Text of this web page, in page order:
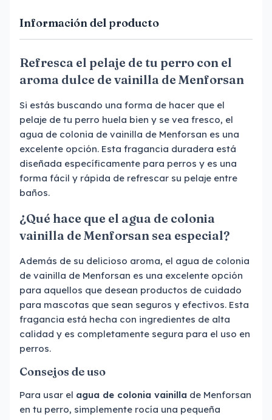
Información del producto
Refresca el pelaje de tu perro con el
aroma dulce de vainilla de Menforsan
Si estás buscando una forma de hacer que el
pelaje de tu perro huela bien y se vea fresco, el
agua de colonia de vainilla de Menforsan es una
excelente opción. Esta fragancia duradera está
diseñada específicamente para perros y es una
forma fácil y rápida de refrescar su pelaje entre
baños.
¿Qué hace que el agua de colonia
vainilla de Menforsan sea especial?
Además de su delicioso aroma, el agua de colonia
de vainilla de Menforsan es una excelente opción
para aquellos que desean productos de cuidado
para mascotas que sean seguros y efectivos. Esta
fragancia está hecha con ingredientes de alta
calidad y es completamente segura para el uso en
perros.
Consejos de uso
Para usar el agua de colonia vainilla de Menforsan
en tu perro, simplemente rocía una pequeña